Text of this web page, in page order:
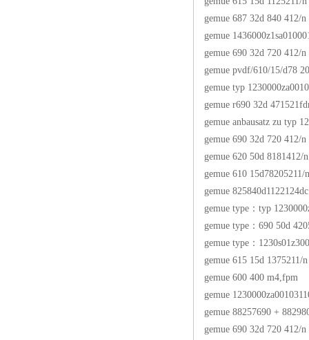
gemue 687 32d 840 412/n
gemue
gemue 690 32d 720 412/n
gemue pvdf/610/15/d78
gemue typ
gemue r690 32d
gemue anbausatz zu typ
gemue 690 32d 720 412/n
gemue 620 50d 8181412/
gemue 610 15d78205211/
gemue 825840d1122124dc
gemue type：typ
gemue type：690 50d
gemue type：
gemue 615 15d 1375211/n
gemue 600 400 m4,fpm
gemue
gemue 88257690 +
gemue 690 32d 720 412/n